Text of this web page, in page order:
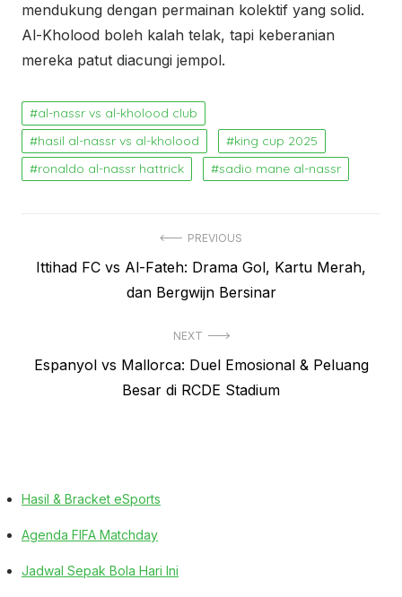
mendukung dengan permainan kolektif yang solid.
Al-Kholood boleh kalah telak, tapi keberanian
mereka patut diacungi jempol.
al-nassr vs al-kholood club
hasil al-nassr vs al-kholood
king cup 2025
ronaldo al-nassr hattrick
sadio mane al-nassr
pos
PREVIOUS
Previous
Ittihad FC vs Al-Fateh: Drama Gol, Kartu Merah,
dan Bergwijn Bersinar
NEXT
Next
Espanyol vs Mallorca: Duel Emosional & Peluang
Besar di RCDE Stadium
Hasil & Bracket eSports
Agenda FIFA Matchday
Jadwal Sepak Bola Hari Ini